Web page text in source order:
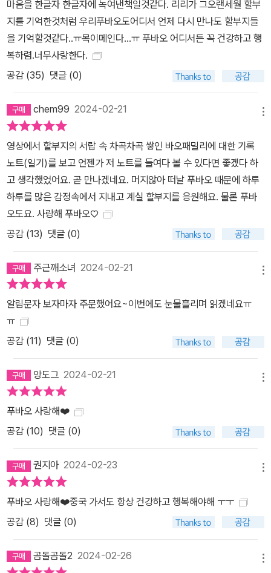
책의 마지막에 강철원 사육사가 사육사가 되고 싶거나 동물과 진한
교감을 원하는 이들을 위해 쓴 특별 칼럼이 실려 있다. “사육사의 생
치관을 가지고 일해야 하는지, 동물을 돌볼 때 태도와 그만의 노하우
에서 나온 그의 혜안들을 발견할 수 있을 것이다.
마음을 한글자 한글자에 녹여낸책일것같다. 리리가 그오랜세월 할부
지를 기억한것처럼 우리푸바오도어디서 언제 다시 만나도 할부지들
을 기억할것같다..ㅠ목이메인다...ㅠ 푸바오 어디서든 꼭 건강하고 행
복하렴.너무사랑한다.
공감 (35) 댓글 (0)
chem99 2024-02-21
영상에서 할부지의 서랍 속 차곡차곡 쌓인 바오패밀리에 대한 기록
노트(일기)를 보고 언젠가 저 노트를 들여다 볼 수 있다면 좋겠다 하
고 생각했었어요. 곧 만나겠네요. 머지않아 떠날 푸바오 때문에 하루
하루를 많은 감정속에서 지내고 계실 할부지를 응원해요. 물론 푸바
오도요. 사랑해 푸바오♡
공감 (13) 댓글 (0)
주근깨소녀 2024-02-21
알림문자 보자마자 주문했어요~이번에도 눈물흘리며 읽겠네요ㅠ
ㅠ
공감 (11) 댓글 (0)
앙도그 2024-02-21
푸바오 사랑해❤️
공감 (10) 댓글 (0)
권지아2024-02-23
푸바오 사랑해❤️중국 가서도 항상 건강하고 행복해야해 ㅜㅜ
공감 (8) 댓글 (0)
곰돌곰돌2 2024-02-26